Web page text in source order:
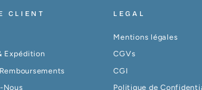
CLIENT
Expédition
Nous
LEGAL
Mentions légales
CGVs
CGI
Politique de